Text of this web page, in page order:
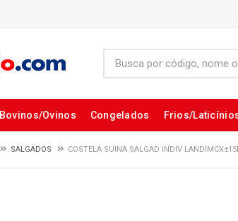
Bovinos/Ovinos Congelados Frios/
SALGADOS COSTELA SUINA SALGAD INDIV